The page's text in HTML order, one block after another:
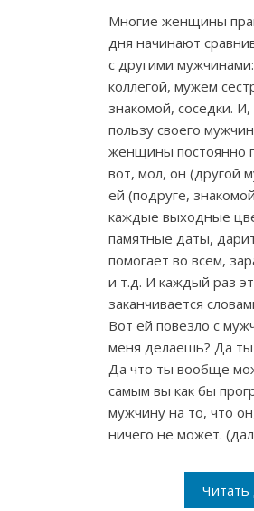
Многие женщины
дня начинают
с другими
коллегой, мужем
знакомой, соседки.
пользу своего
женщины постоянно
вот, мол, он (другой
ей (подруге,
каждые выходные
памятные даты,
помогает во всем,
и т.д. И каждый раз
заканчивается
Вот ей повезло с
меня делаешь? Да
Да что ты вообще
самым вы как бы
мужчину на то, что
ничего не может.
Читать